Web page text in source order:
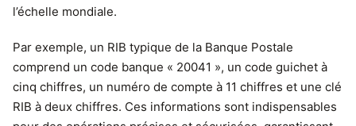
l’échelle mondiale.
Par exemple, un RIB typique de la Banque Postale
comprend un code banque « 20041 », un code guichet à
cinq chiffres, un numéro de compte à 11 chiffres et une clé
RIB à deux chiffres. Ces informations sont indispensables